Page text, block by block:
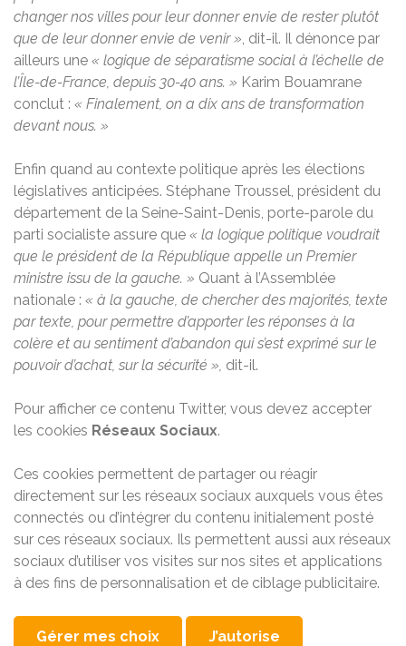
changer nos villes pour leur donner envie de rester plutôt
que de leur donner envie de venir » , dit-il. Il dénonce par
ailleurs une « logique de séparatisme social à l’échelle de
l’Île-de-France, depuis 30-40 ans. » Karim Bouamrane
conclut : « Finalement, on a dix ans de transformation
devant nous. »
Enfin quand au contexte politique après les élections
législatives anticipées. Stéphane Troussel, président du
département de la Seine-Saint-Denis, porte-parole du
parti socialiste assure que « la logique politique voudrait
que le président de la République appelle un Premier
ministre issu de la gauche. » Quant à l’Assemblée
nationale : « à la gauche, de chercher des majorités, texte
par texte, pour permettre d’apporter les réponses à la
colère et au sentiment d’abandon qui s’est exprimé sur le
pouvoir d’achat, sur la sécurité », dit-il.
Pour afficher ce contenu Twitter, vous devez accepter
les cookies Réseaux Sociaux.
Ces cookies permettent de partager ou réagir
directement sur les réseaux sociaux auxquels vous êtes
connectés ou d’intégrer du contenu initialement posté
sur ces réseaux sociaux. Ils permettent aussi aux réseaux
sociaux d’utiliser vos visites sur nos sites et applications
à des fins de personnalisation et de ciblage publicitaire.
Gérer mes choix J’autorise